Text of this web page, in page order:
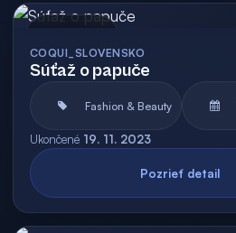
COQUI_SLOVENSKO
Súťaž o papuče
Fashion & Beauty
Ukončené 19. 11. 2023
Pozrieť detail